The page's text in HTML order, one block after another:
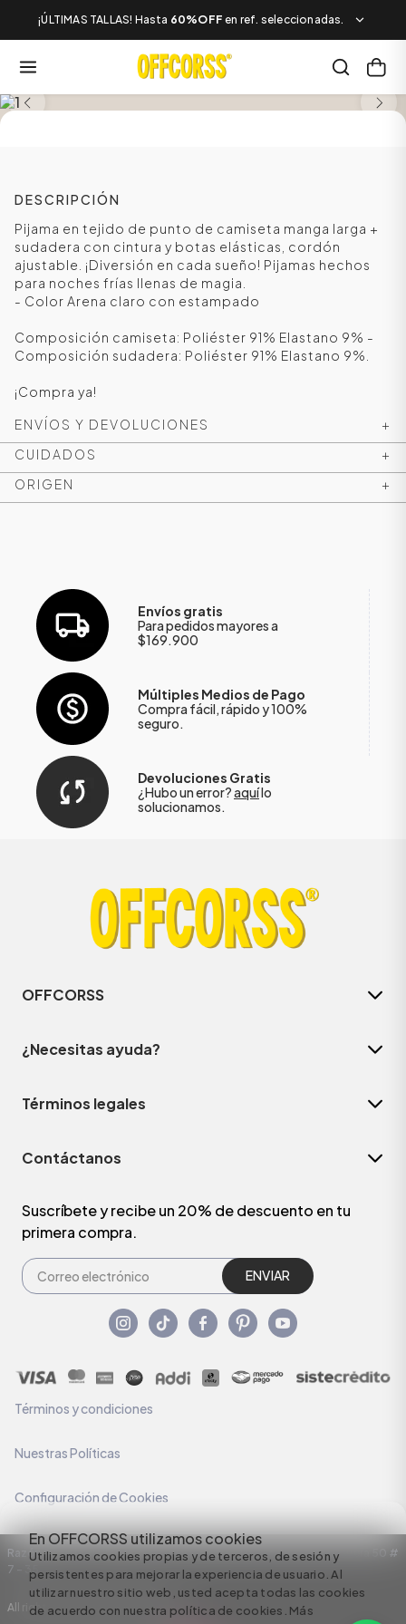
¡ÚLTIMAS TALLAS! Hasta 60%OFF en ref. seleccionadas.
En OFFCORSS utilizamos cookies
Utilizamos cookies propias y de terceros, de sesión y
persistentes para mejorar la experiencia de usuario. Al
utilizar nuestro sitio web, usted acepta todas las cookies
de acuerdo con nuestra política de cookies. Más
DESCRIPCIÓN
Pijama en tejido de punto de camiseta manga larga +
sudadera con cintura y botas elásticas, cordón
ajustable. ¡Diversión en cada sueño! Pijamas hechos
para noches frías llenas de magia.
- Color Arena claro con estampado
Composición camiseta: Poliéster 91% Elastano 9% -
Composición sudadera: Poliéster 91% Elastano 9%.
¡Compra ya!
ENVÍOS Y DEVOLUCIONES
+
CUIDADOS
+
ORIGEN
+
Envíos gratis
Para pedidos mayores a
$169.900
Múltiples Medios de Pago
Compra fácil, rápido y 100%
seguro.
Devoluciones Gratis
¿Hubo un error?aquílo
solucionamos.
OFFCORSS
¿Necesitas ayuda?
Términos legales
Contáctanos
Suscríbete y recibe un 20% de descuento en tu
primera compra.
ENVIAR
Términos y condiciones
Nuestras Políticas
Configuración de Cookies
Razón Social: C.I HERMECO S.A. NIT: 890924167-6 Dirección: Carrera 50 #
7 – 35
All rights reserved empowered by